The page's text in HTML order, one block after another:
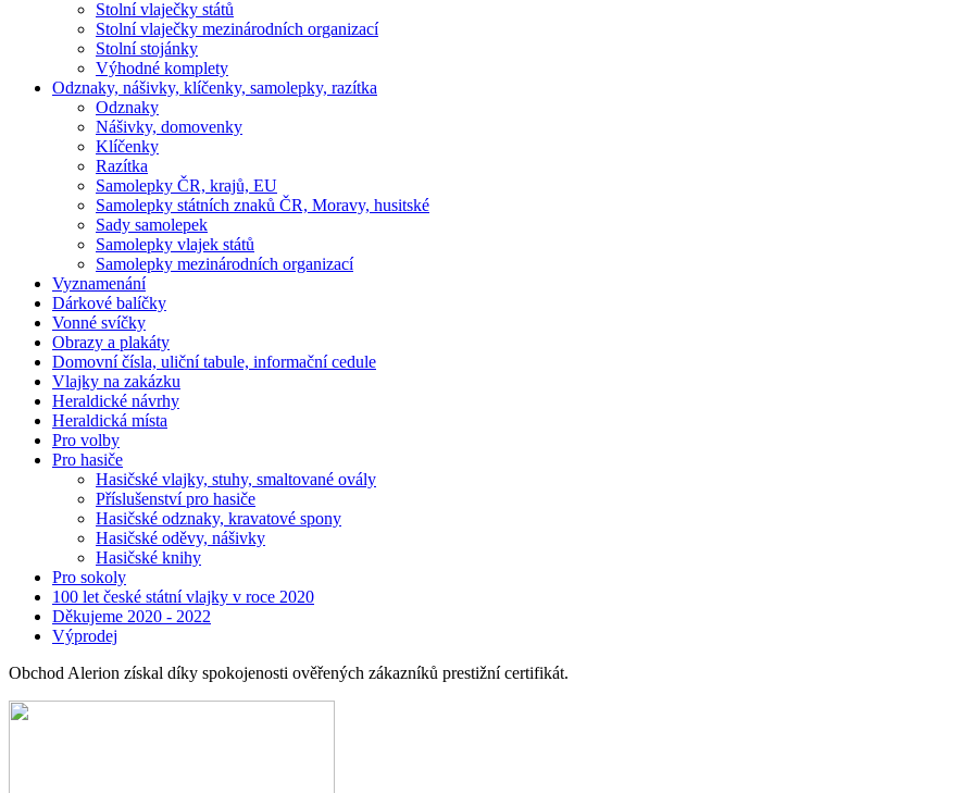
Stolní vlaječky států
Stolní vlaječky mezinárodních organizací
Stolní stojánky
Výhodné komplety
Odznaky, nášivky, klíčenky, samolepky, razítka
Odznaky
Nášivky, domovenky
Klíčenky
Razítka
Samolepky ČR, krajů, EU
Samolepky státních znaků ČR, Moravy, husitské
Sady samolepek
Samolepky vlajek států
Samolepky mezinárodních organizací
Vyznamenání
Dárkové balíčky
Vonné svíčky
Obrazy a plakáty
Domovní čísla, uliční tabule, informační cedule
Vlajky na zakázku
Heraldické návrhy
Heraldická místa
Pro volby
Pro hasiče
Hasičské vlajky, stuhy, smaltované ovály
Příslušenství pro hasiče
Hasičské odznaky, kravatové spony
Hasičské oděvy, nášivky
Hasičské knihy
Pro sokoly
100 let české státní vlajky v roce 2020
Děkujeme 2020 - 2022
Výprodej
Obchod Alerion získal díky spokojenosti ověřených zákazníků prestižní certifikát.